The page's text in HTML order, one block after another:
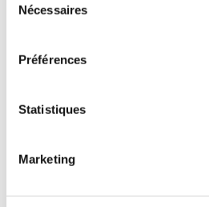
Nécessaires
Préférences
Statistiques
Marketing